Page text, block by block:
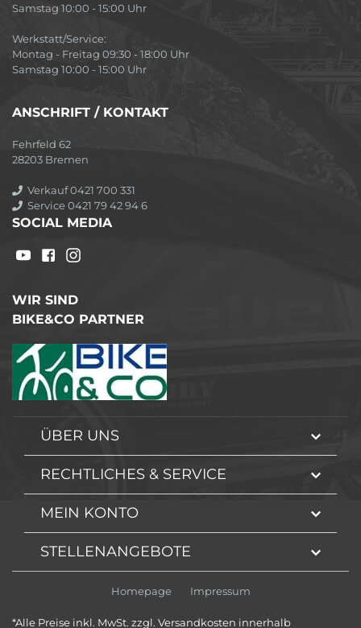
Samstag 10:00 - 15:00 Uhr
Werkstatt/Service:
Montag - Freitag 09:30 - 18:00 Uhr
Samstag 10:00 - 15:00 Uhr
ANSCHRIFT / KONTAKT
Fehrfeld 62
28203 Bremen
Verkauf 0421 700 331
Service 0421 79 42 94 6
SOCIAL MEDIA
WIR SIND
BIKE&CO PARTNER
ÜBER UNS
RECHTLICHES & SERVICE
MEIN KONTO
STELLENANGEBOTE
Homepage Impressum
*Alle Preise inkl. MwSt. zzgl. Versandkosten innerhalb